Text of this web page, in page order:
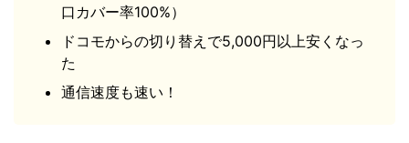
口カバー率100%）
ドコモからの切り替えで5,000円以上安くなっ
た
通信速度も速い！